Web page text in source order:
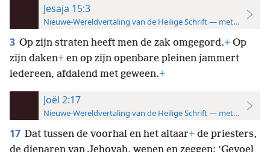
Jesaja 15:3
Nieuwe-Wereldvertaling van de Heilige Schrift — met
3 Op zijn straten heeft men de zak omgegord.+ Op
zijn daken+ en op zijn openbare pleinen jammert
iedereen, afdalend met geween.+
Joël 2:17
Nieuwe-Wereldvertaling van de Heilige Schrift — met
17 Dat tussen de voorhal en het altaar+ de priesters,